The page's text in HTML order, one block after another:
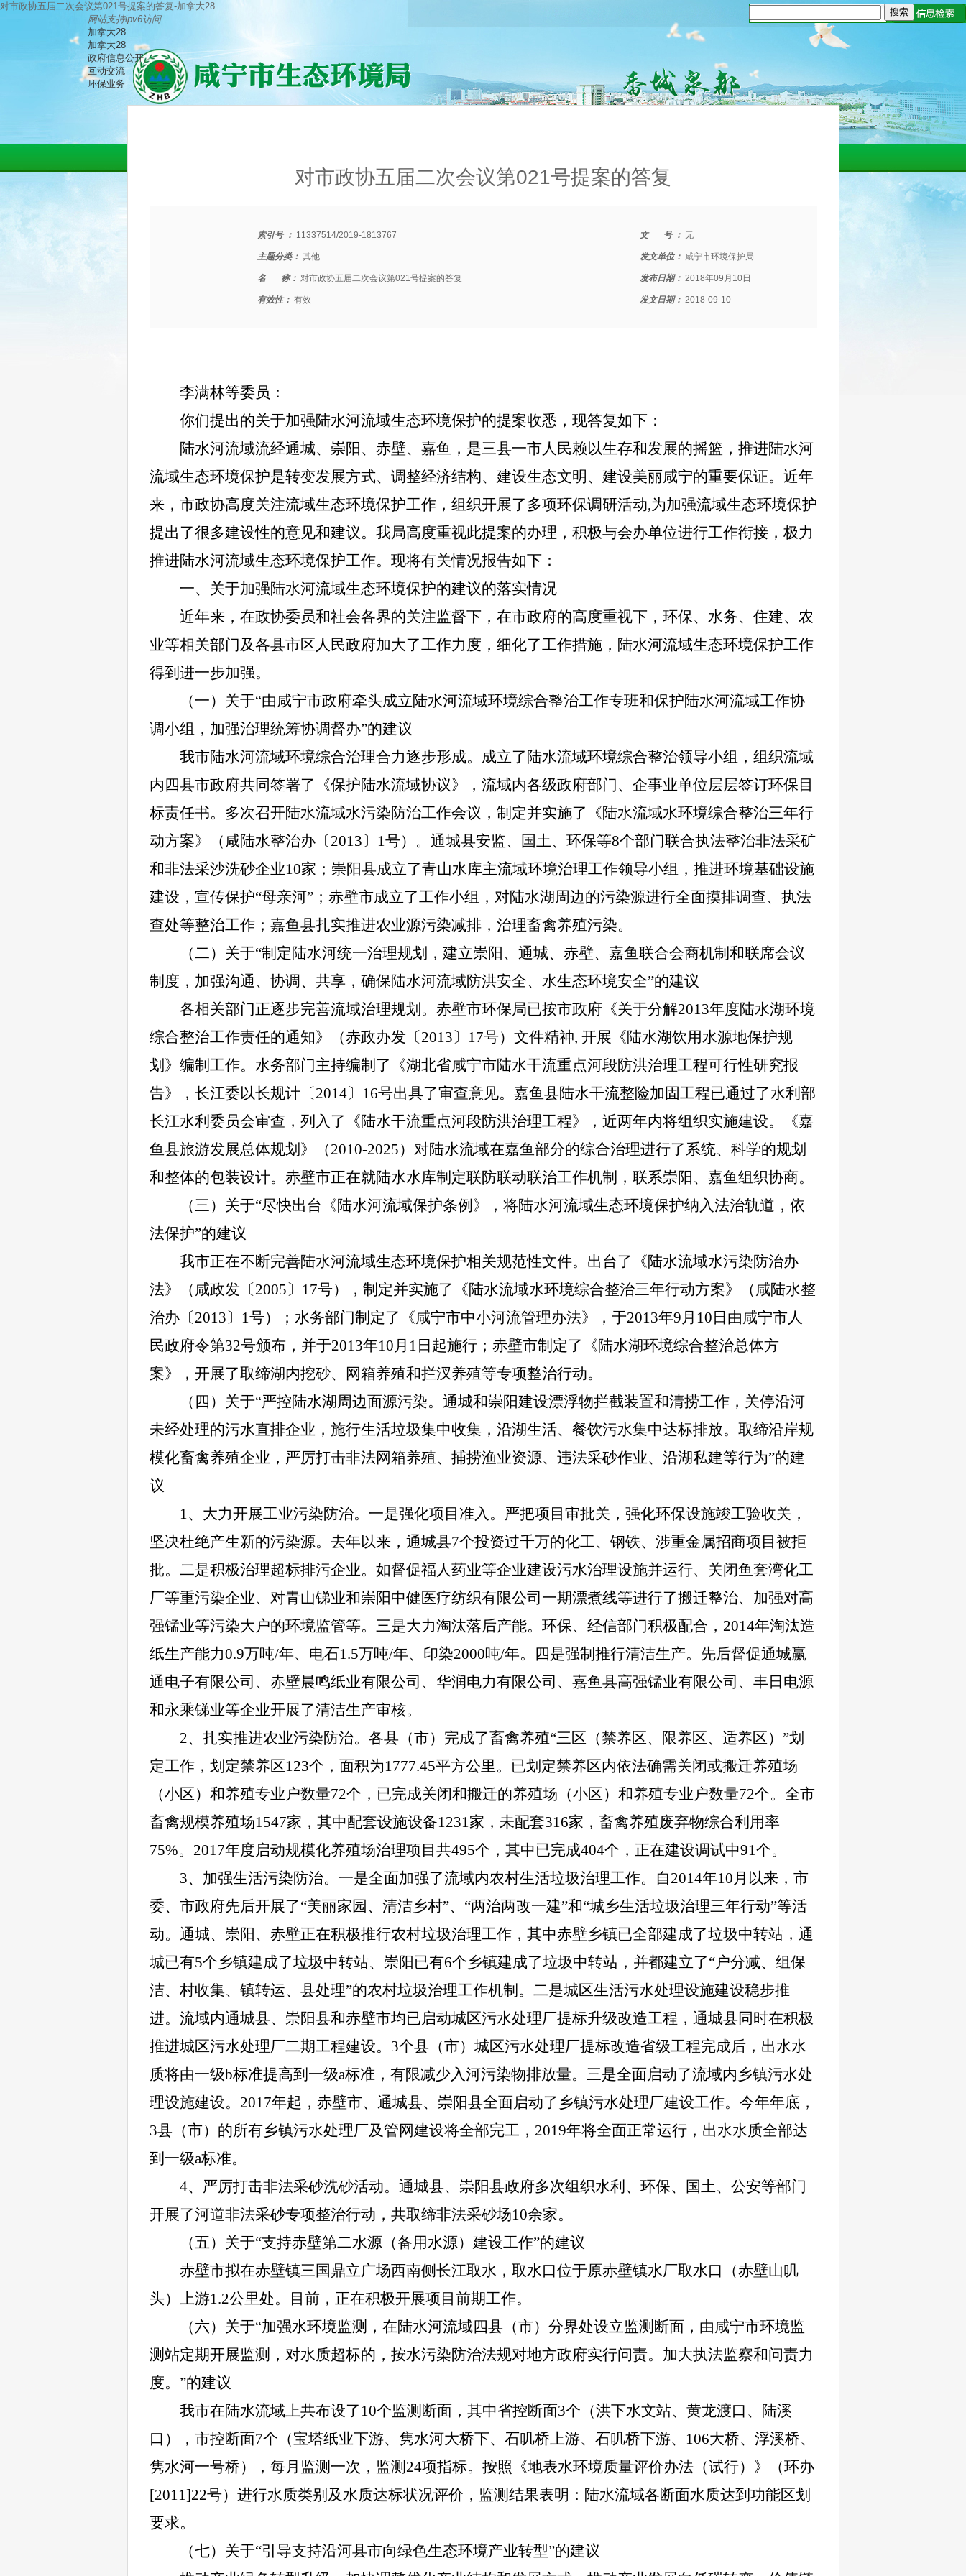
对市政协五届二次会议第021号提案的答复-加拿大28
网站支持ipv6访问
加拿大28
加拿大28
政府信息公开
互动交流
环保业务
对市政协五届二次会议第021号提案的答复
索引号 ： 11337514/2019-1813767 文 号 ： 无
主题分类： 其他 发文单位： 咸宁市环境保护局
名 称： 对市政协五届二次会议第021号提案的答复 发布日期： 2018年09月10日
有效性： 有效 发文日期： 2018-09-10
李满林等委员：
你们提出的关于加强陆水河流域生态环境保护的提案收悉，现答复如下：
陆水河流域流经通城、崇阳、赤壁、嘉鱼，是三县一市人民赖以生存和发展的摇篮，推进陆水河
流域生态环境保护是转变发展方式、调整经济结构、建设生态文明、建设美丽咸宁的重要保证。近年
来，市政协高度关注流域生态环境保护工作，组织开展了多项环保调研活动,为加强流域生态环境保护
提出了很多建设性的意见和建议。我局高度重视此提案的办理，积极与会办单位进行工作衔接，极力
推进陆水河流域生态环境保护工作。现将有关情况报告如下：
一、关于加强陆水河流域生态环境保护的建议的落实情况
近年来，在政协委员和社会各界的关注监督下，在市政府的高度重视下，环保、水务、住建、农
业等相关部门及各县市区人民政府加大了工作力度，细化了工作措施，陆水河流域生态环境保护工作
得到进一步加强。
（一）关于“由咸宁市政府牵头成立陆水河流域环境综合整治工作专班和保护陆水河流域工作协
调小组，加强治理统筹协调督办”的建议
我市陆水河流域环境综合治理合力逐步形成。成立了陆水流域环境综合整治领导小组，组织流域
内四县市政府共同签署了《保护陆水流域协议》，流域内各级政府部门、企事业单位层层签订环保目
标责任书。多次召开陆水流域水污染防治工作会议，制定并实施了《陆水流域水环境综合整治三年行
动方案》（咸陆水整治办〔2013〕1号）。通城县安监、国土、环保等8个部门联合执法整治非法采矿
和非法采沙洗砂企业10家；崇阳县成立了青山水库主流域环境治理工作领导小组，推进环境基础设施
建设，宣传保护“母亲河”；赤壁市成立了工作小组，对陆水湖周边的污染源进行全面摸排调查、执法
查处等整治工作； 嘉鱼县扎实推进农业源污染减排，治理畜禽养殖污染。
（二）关于“制定陆水河统一治理规划，建立崇阳、通城、赤壁、嘉鱼联合会商机制和联席会议
制度，加强沟通、协调、共享，确保陆水河流域防洪安全、水生态环境安全”的建议
各相关部门正逐步完善流域治理规划。赤壁市环保局已按市政府《关于分解2013年度陆水湖环境
综合整治工作责任的通知》（赤政办发〔2013〕17号）文件精神, 开展《陆水湖饮用水源地保护规
划》编制工作。水务部门主持编制了《湖北省咸宁市陆水干流重点河段防洪治理工程可行性研究报
告》，长江委以长规计〔2014〕16号出具了审查意见。嘉鱼县陆水干流整险加固工程已通过了水利部
长江水利委员会审查，列入了《陆水干流重点河段防洪治理工程》，近两年内将组织实施建设。《嘉
鱼县旅游发展总体规划》（2010-2025）对陆水流域在嘉鱼部分的综合治理进行了系统、科学的规划
和整体的包装设计。赤壁市正在就陆水水库制定联防联动联治工作机制，联系崇阳、嘉鱼组织协商。
（三）关于“尽快出台《陆水河流域保护条例》，将陆水河流域生态环境保护纳入法治轨道，依
法保护”的建议
我市正在不断完善陆水河流域生态环境保护相关规范性文件。出台了《陆水流域水污染防治办
法》（咸政发〔2005〕17号），制定并实施了《陆水流域水环境综合整治三年行动方案》（咸陆水整
治办〔2013〕1号）；水务部门制定了《咸宁市中小河流管理办法》，于2013年9月10日由咸宁市人
民政府令第32号颁布，并于2013年10月1日起施行；赤壁市制定了《陆水湖环境综合整治总体方
案》， 开展了取缔湖内挖砂、网箱养殖和拦汊养殖等专项整治行动。
（四）关于“严控陆水湖周边面源污染。通城和崇阳建设漂浮物拦截装置和清捞工作，关停沿河
未经处理的污水直排企业，施行生活垃圾集中收集，沿湖生活、餐饮污水集中达标排放。取缔沿岸规
模化畜禽养殖企业，严厉打击非法网箱养殖、捕捞渔业资源、违法采砂作业、沿湖私建等行为”的建
议
1、大力开展工业污染防治。一是强化项目准入。严把项目审批关，强化环保设施竣工验收关，
坚决杜绝产生新的污染源。去年以来，通城县7个投资过千万的化工、钢铁、涉重金属招商项目被拒
批。 二是积极治理超标排污企业。如督促福人药业等企业建设污水治理设施并运行、关闭鱼套湾化工
厂等重污染企业、对青山锑业和崇阳中健医疗纺织有限公司一期漂煮线等进行了搬迁整治、加强对高
强锰业等污染大户的环境监管等。 三是大力淘汰落后产能。环保、经信部门积极配合，2014年淘汰造
纸生产能力0.9万吨/年、电石1.5万吨/年、印染2000吨/年。
四是强制推行清洁生产。先后督促通城赢
通电子有限公司、赤壁晨鸣纸业有限公司、华润电力有限公司、嘉鱼县高强锰业有限公司、丰日电源
和永乘锑业等企业开展了清洁生产审核。
2、扎实推进农业污染防治。 各县（市）完成了畜禽养殖“三区（禁养区、限养区、适养区）”划
定工作，划定禁养区123个，面积为1777.45平方公里。已划定禁养区内依法确需关闭或搬迁养殖场
（小区）和养殖专业户数量72个，已完成关闭和搬迁的养殖场（小区）和养殖专业户数量72个。全市
畜禽规模养殖场1547家，其中配套设施设备1231家，未配套316家，畜禽养殖废弃物综合利用率
75%。2017年度启动规模化养殖场治理项目共495个，其中已完成404个，正在建设调试中91个。
3、加强生活污染防治。一是全面加强了流域内农村生活垃圾治理工作。自2014年10月以来，市
委、市政府先后开展了“美丽家园、清洁乡村”、“两治两改一建”和“城乡生活垃圾治理三年行动”等活
动。通城、崇阳、赤壁正在积极推行农村垃圾治理工作，其中赤壁乡镇已全部建成了垃圾中转站，通
城已有5个乡镇建成了垃圾中转站、崇阳已有6个乡镇建成了垃圾中转站，并都建立了“户分减、组保
洁、村收集、镇转运、县处理”的农村垃圾治理工作机制。 二是城区生活污水处理设施建设稳步推
进。流域内通城县、崇阳县和赤壁市均已启动城区污水处理厂提标升级改造工程，通城县同时在积极
推进城区污水处理厂二期工程建设。3个县（市）城区污水处理厂提标改造省级工程完成后，出水水
质将由一级b标准提高到一级a标准，有限减少入河污染物排放量。 三是全面启动了流域内乡镇污水处
理设施建设。2017年起，赤壁市、通城县、崇阳县全面启动了乡镇污水处理厂建设工作。今年年底，
3县（市）的所有乡镇污水处理厂及管网建设将全部完工，2019年将全面正常运行，出水水质全部达
到一级a标准。
4、严厉打击非法采砂洗砂活动。 通城县、崇阳县政府多次组织水利、环保、国土、公安等部门
开展了河道非法采砂专项整治行动，共取缔非法采砂场10余家。
（五）关于“支持赤壁第二水源（备用水源）建设工作”的建议
赤壁市拟在赤壁镇三国鼎立广场西南侧长江取水，取水口位于原赤壁镇水厂取水口（赤壁山叽
头）上游1.2公里处。目前，正在积极开展项目前期工作。
（六）关于“加强水环境监测，在陆水河流域四县（市）分界处设立监测断面，由咸宁市环境监
测站定期开展监测，对水质超标的，按水污染防治法规对地方政府实行问责。加大执法监察和问责力
度。”的建议
我市在陆水流域上共布设了10个监测断面，其中省控断面3个（洪下水文站、黄龙渡口、陆溪
口），市控断面7个（宝塔纸业下游、隽水河大桥下、石叽桥上游、石叽桥下游、106大桥、浮溪桥、
隽水河一号桥），每月监测一次，监测24项指标。按照《地表水环境质量评价办法（试行）》（环办
[2011]22号）进行水质类别及水质达标状况评价，监测结果表明：陆水流域各断面水质达到功能区划
要求。
（七）关于“引导支持沿河县市向绿色生态环境产业转型”的建议